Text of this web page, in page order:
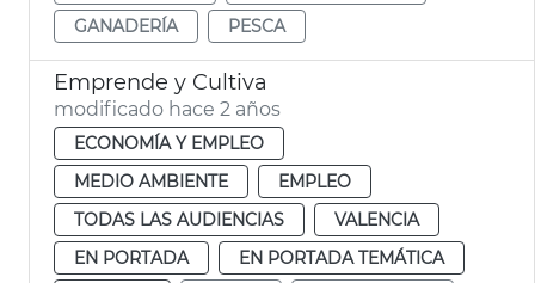
GANADERÍA
PESCA
Emprende y Cultiva
modificado hace 2 años
ECONOMÍA Y EMPLEO
MEDIO AMBIENTE
EMPLEO
TODAS LAS AUDIENCIAS
VALENCIA
EN PORTADA
EN PORTADA TEMÁTICA